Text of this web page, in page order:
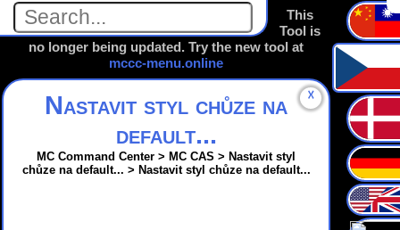
This
Tool is
no longer being updated. Try the new tool at
mccc-menu.online
☓
Nastavit styl chůze na
default...
MC Command Center > MC CAS > Nastavit styl
chůze na default... > Nastavit styl chůze na default...